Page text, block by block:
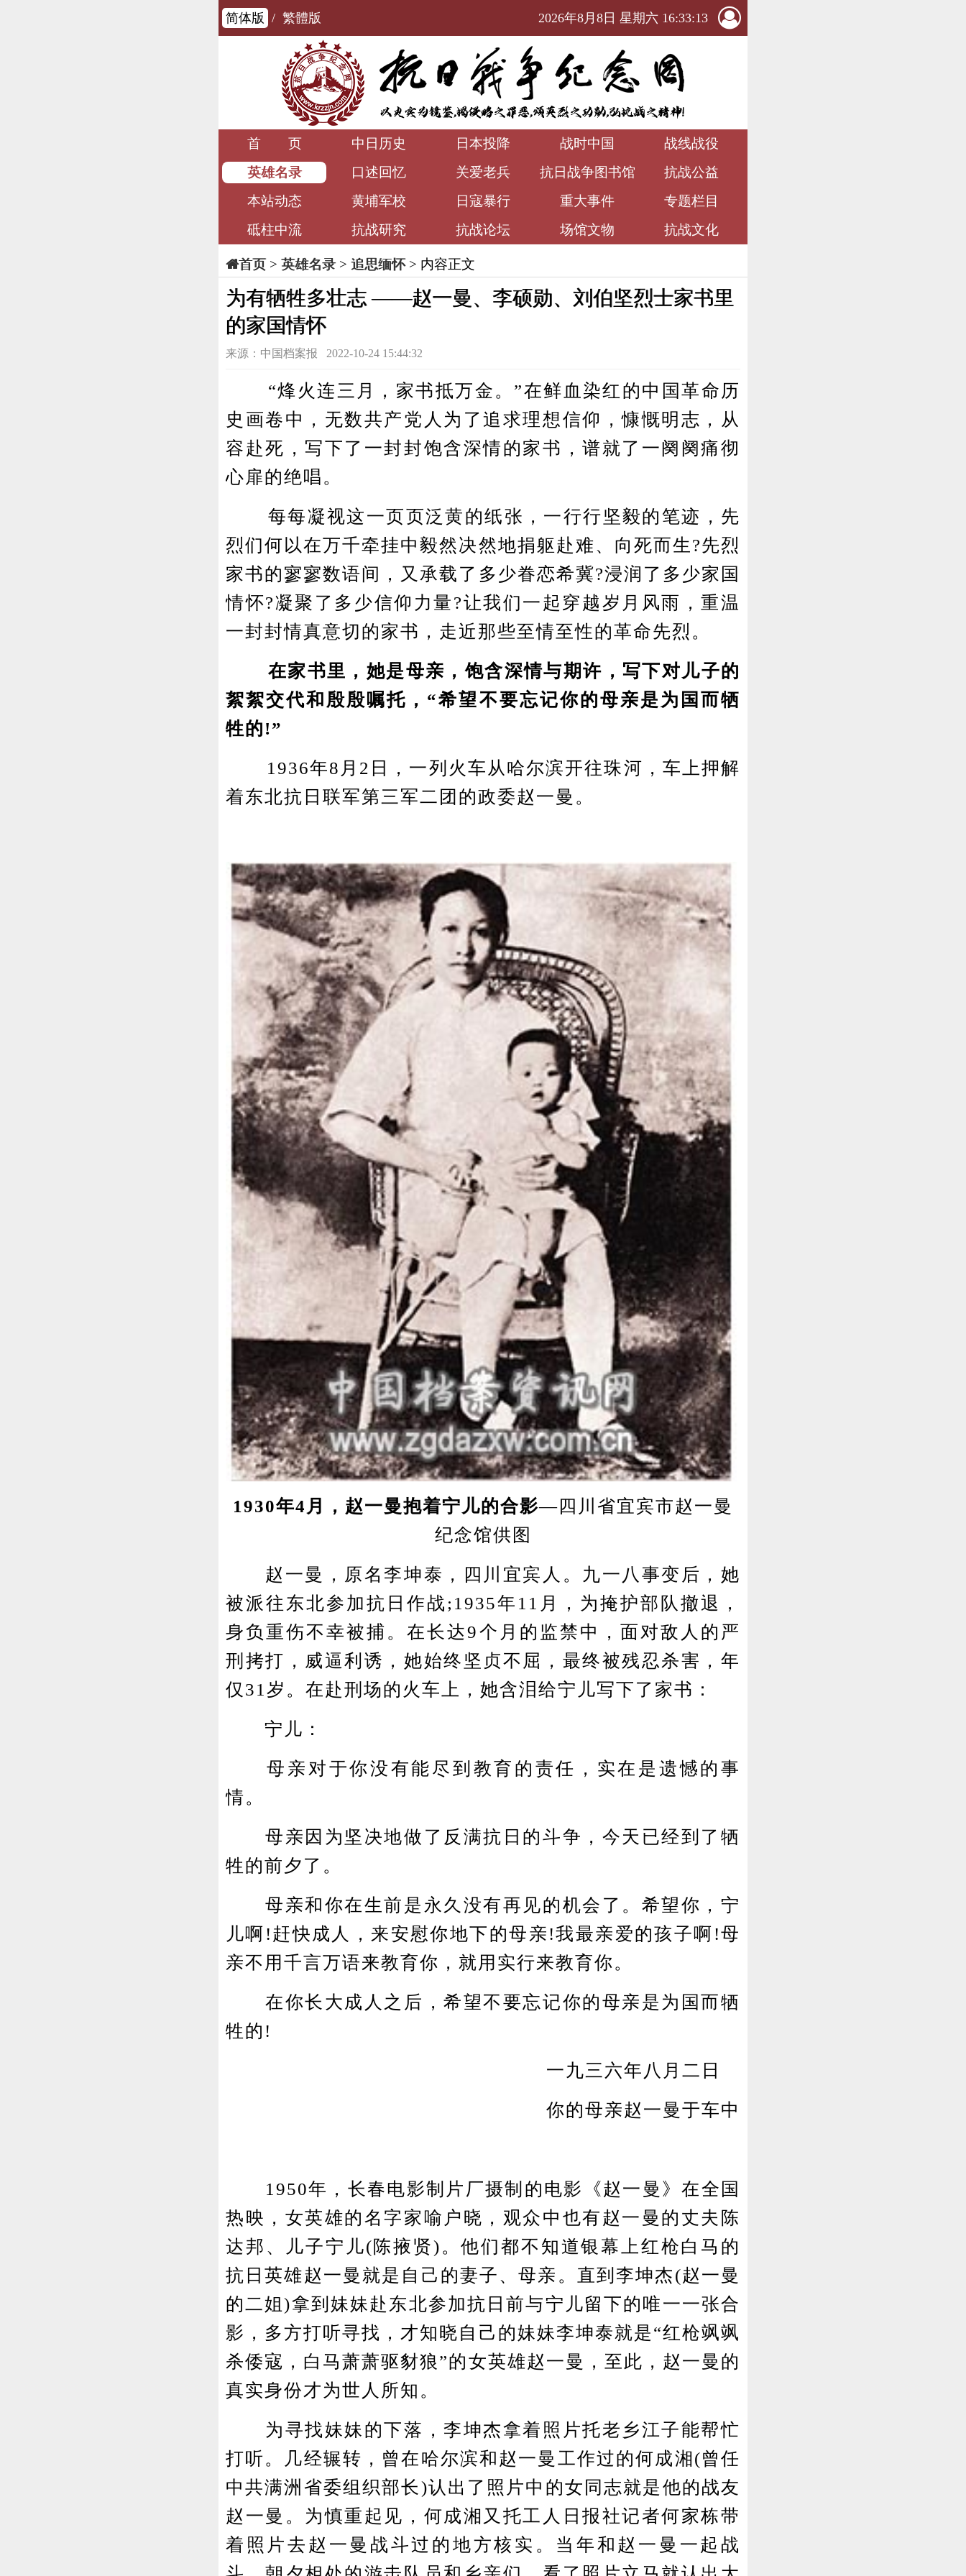
简体版 / 繁體版 2026年8月8日 星期六 16:33:15
首 页 中日历史 日本投降 战时中国
战线战役
英雄名录
口述回忆 关爱老兵 抗日战争图书馆
抗战公益
本站动态
黄埔军校 日寇暴行 重大事件
专题栏目
砥柱中流
抗战研究 抗战论坛 场馆文物 抗战文化
首页> 英雄名录> 追思缅怀> 内容正文
为有牺牲多壮志 ——赵一曼、李硕勋、刘伯坚烈士家书里
的家国情怀
来源：中国档案报 2022-10-24 15:44:32
“烽火连三月，家书抵万金。”在鲜血染红的中国革命历
史画卷中，无数共产党人为了追求理想信仰，慷慨明志，从
容赴死，写下了一封封饱含深情的家书，谱就了一阕阕痛彻
心扉的绝唱。
每每凝视这一页页泛黄的纸张，一行行坚毅的笔迹，先
烈们何以在万千牵挂中毅然决然地捐躯赴难、向死而生?先烈
家书的寥寥数语间，又承载了多少眷恋希冀?浸润了多少家国
情怀?凝聚了多少信仰力量?让我们一起穿越岁月风雨，重温
一封封情真意切的家书，走近那些至情至性的革命先烈。
在家书里，她是母亲，饱含深情与期许，写下对儿子的
絮絮交代和殷殷嘱托，“希望不要忘记你的母亲是为国而牺
牲的!”
1936年8月2日，一列火车从哈尔滨开往珠河，车上押解
着东北抗日联军第三军二团的政委赵一曼。
1930年4月，赵一曼抱着宁儿的合影—四川省宜宾市赵一曼
纪念馆供图
赵一曼，原名李坤泰，四川宜宾人。九一八事变后，她
被派往东北参加抗日作战;1935年11月，为掩护部队撤退，
身负重伤不幸被捕。在长达9个月的监禁中，面对敌人的严
刑拷打，威逼利诱，她始终坚贞不屈，最终被残忍杀害，年
仅31岁。在赴刑场的火车上，她含泪给宁儿写下了家书：
宁儿：
母亲对于你没有能尽到教育的责任，实在是遗憾的事
情。
母亲因为坚决地做了反满抗日的斗争，今天已经到了牺
牲的前夕了。
母亲和你在生前是永久没有再见的机会了。希望你，宁
儿啊!赶快成人，来安慰你地下的母亲!我最亲爱的孩子啊!母
亲不用千言万语来教育你，就用实行来教育你。
在你长大成人之后，希望不要忘记你的母亲是为国而牺
牲的!
一九三六年八月二日
你的母亲赵一曼于车中
1950年，长春电影制片厂摄制的电影《赵一曼》在全国
热映，女英雄的名字家喻户晓，观众中也有赵一曼的丈夫陈
达邦、儿子宁儿(陈掖贤)。他们都不知道银幕上红枪白马的
抗日英雄赵一曼就是自己的妻子、母亲。直到李坤杰(赵一曼
的二姐)拿到妹妹赴东北参加抗日前与宁儿留下的唯一一张合
影，多方打听寻找，才知晓自己的妹妹李坤泰就是“红枪飒飒
杀倭寇，白马萧萧驱豺狼”的女英雄赵一曼，至此，赵一曼的
真实身份才为世人所知。
为寻找妹妹的下落，李坤杰拿着照片托老乡江子能帮忙
打听。几经辗转，曾在哈尔滨和赵一曼工作过的何成湘(曾任
中共满洲省委组织部长)认出了照片中的女同志就是他的战友
赵一曼。为慎重起见，何成湘又托工人日报社记者何家栋带
着照片去赵一曼战斗过的地方核实。当年和赵一曼一起战